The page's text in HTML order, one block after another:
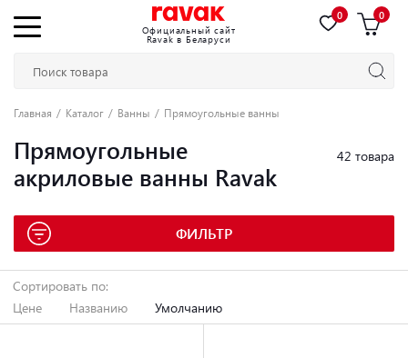
Официальный сайт
Ravak в Беларуси
0 0
Главная Каталог Ванны Прямоугольные ванны
Прямоугольные
акриловые ванны Ravak
42 товара
ФИЛЬТР
Сортировать по:
Цене
Названию Умолчанию